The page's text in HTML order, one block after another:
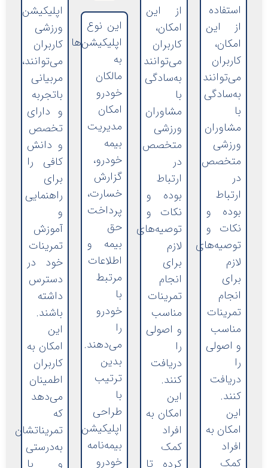
استفاده
از این
کاربران
می‌توانند
به‌سادگی
مشاوران
ورزشی
متخصص
بوده و
نکات و
توصیه‌های
تمرینات
مناسب
و اصولی
دریافت
امکان به
از این
امکان،
کاربران
می‌توانند
به‌سادگی
با
مشاوران
ورزشی
متخصص
در
بوده و
نکات و
توصیه‌های
لازم
تمرینات
مناسب
و اصولی
را
دریافت
امکان به
افراد
کرده تا
این نوع
اپلیکیشن‌ها
به
مالکان
خودرو
امکان
مدیریت
بیمه
خودرو،
گزارش
خسارت،
پرداخت
حق
بیمه و
اطلاعات
خودرو
را
می‌دهند.
ترتیب
طراحی
اپلیکیشن
بیمه‌نامه
خودرو
اپلیکیشن‌
ورزشی
کاربران
می‌توانند،
مربیانی
باتجربه
و دارای
تخصص
و دانش
کافی را
راهنمایی
و
آموزش
تمرینات
خود در
دسترس
باشند.
امکان به
کاربران
اطمینان
می‌دهد
تمریناتشان
به‌درستی
و با